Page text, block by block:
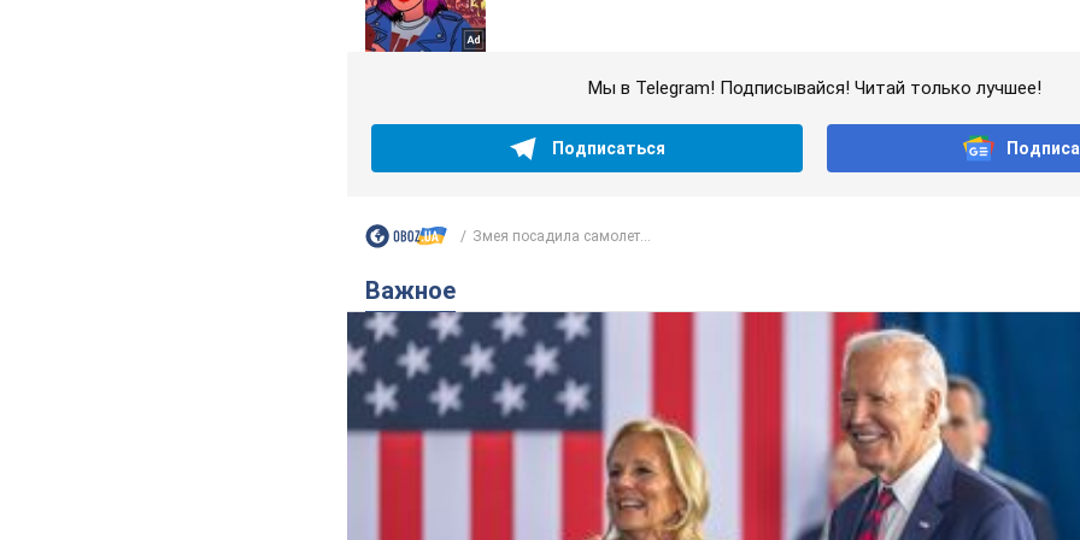
Мы в Telegram! Подписывайся! Читай только лучшее!
Подписаться
Змея посадила самолет...
Важное